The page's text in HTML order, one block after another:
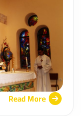
Read More